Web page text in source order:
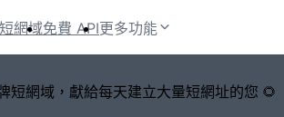
短網域，獻給每天建立大量短網址的您 🌻
網域免費 API更多功能
🚀 PicSee 短網址永久有效